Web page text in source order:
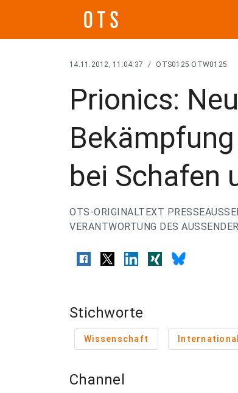
14.11.2012, 11:04:37 / OTS0125 OTW0125
Prionics:
bei Schafen
OTS-ORIGINALTEXT
VERANTWORTUNG DES
Stichworte
Wissenschaft International
Channel